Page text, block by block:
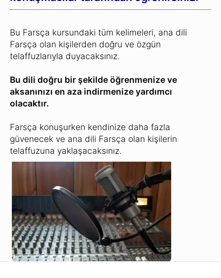
Bu Farsça kursundaki tüm kelimeleri, ana dili
Farsça olan kişilerden doğru ve özgün
telaffuzlarıyla duyacaksınız.
Bu dili doğru bir şekilde öğrenmenize ve
aksanınızı en aza indirmenize yardımcı
olacaktır.
Farsça konuşurken kendinize daha fazla
güvenecek ve ana dili Farsça olan kişilerin
telaffuzuna yaklaşacaksınız.